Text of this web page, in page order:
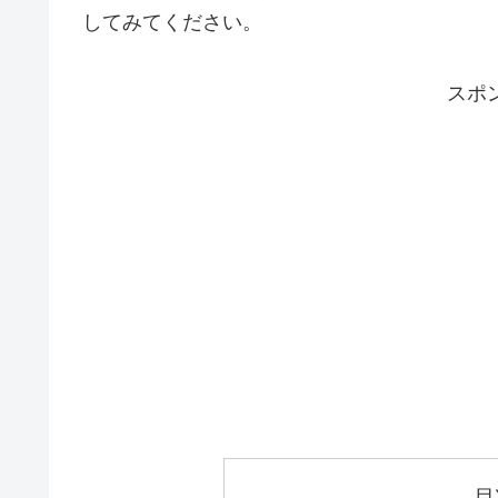
してみてください。
スポ